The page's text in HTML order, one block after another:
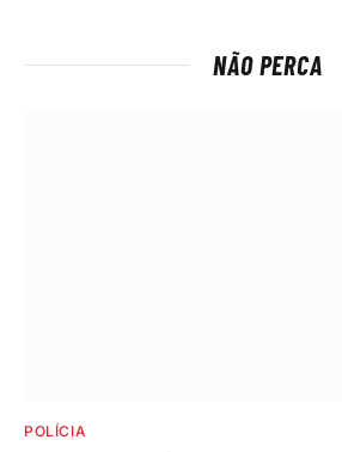
NÃO PERCA
POLÍCIA